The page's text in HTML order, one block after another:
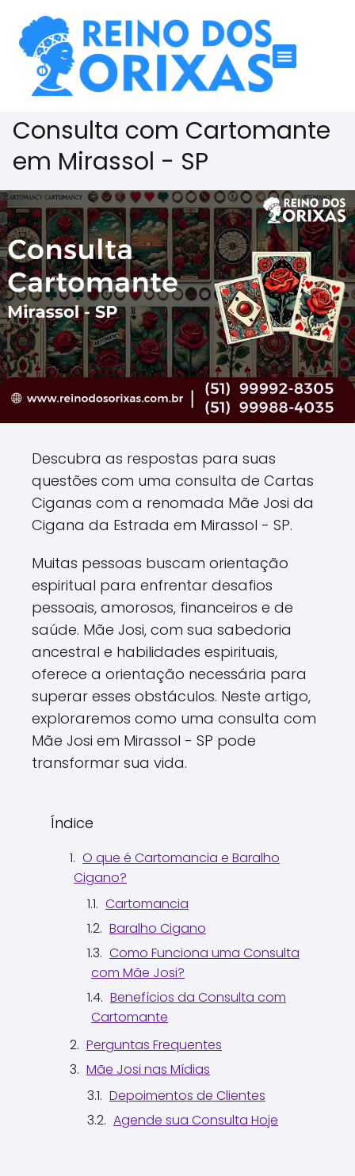
Consulta com Cartomante
em Mirassol - SP
Descubra as respostas para suas
questões com uma consulta de Cartas
Ciganas com a renomada Mãe Josi da
Cigana da Estrada em Mirassol - SP.
Muitas pessoas buscam orientação
espiritual para enfrentar desafios
pessoais, amorosos, financeiros e de
saúde. Mãe Josi, com sua sabedoria
ancestral e habilidades espirituais,
oferece a orientação necessária para
superar esses obstáculos. Neste artigo,
exploraremos como uma consulta com
Mãe Josi em Mirassol - SP pode
transformar sua vida.
Índice
O que é Cartomancia e Baralho
Cigano?
Cartomancia
Baralho Cigano
Como Funciona uma Consulta
com Mãe Josi?
Benefícios da Consulta com
Cartomante
Perguntas Frequentes
Mãe Josi nas Mídias
Depoimentos de Clientes
Agende sua Consulta Hoje